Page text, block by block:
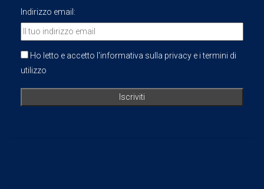
Indirizzo email:
Ho letto e accetto l'informativa sulla privacy e i termini di
utilizzo